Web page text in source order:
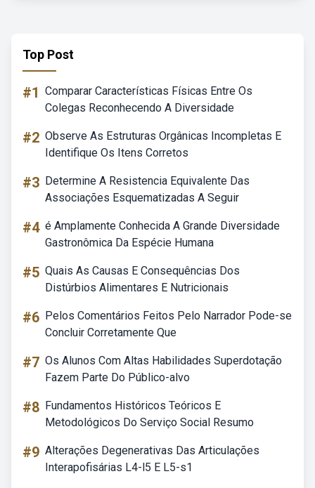
Top Post
#1 Comparar Características Físicas Entre Os
Colegas Reconhecendo A Diversidade
#2 Observe As Estruturas Orgânicas Incompletas E
Identifique Os Itens Corretos
#3 Determine A Resistencia Equivalente Das
Associações Esquematizadas A Seguir
#4 é Amplamente Conhecida A Grande Diversidade
Gastronômica Da Espécie Humana
#5 Quais As Causas E Consequências Dos
Distúrbios Alimentares E Nutricionais
#6 Pelos Comentários Feitos Pelo Narrador Pode-se
Concluir Corretamente Que
#7 Os Alunos Com Altas Habilidades Superdotação
Fazem Parte Do Público-alvo
#8 Fundamentos Históricos Teóricos E
Metodológicos Do Serviço Social Resumo
#9 Alterações Degenerativas Das Articulações
Interapofisárias L4-l5 E L5-s1